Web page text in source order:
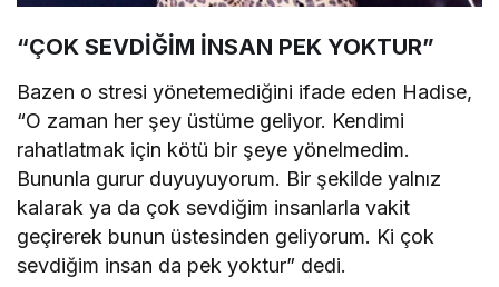
“ÇOK SEVDİĞİM İNSAN PEK YOKTUR”
Bazen o stresi yönetemediğini ifade eden Hadise,
“O zaman her şey üstüme geliyor. Kendimi
rahatlatmak için kötü bir şeye yönelmedim.
Bununla gurur duyuyuyorum. Bir şekilde yalnız
kalarak ya da çok sevdiğim insanlarla vakit
geçirerek bunun üstesinden geliyorum. Ki çok
sevdiğim insan da pek yoktur” dedi.